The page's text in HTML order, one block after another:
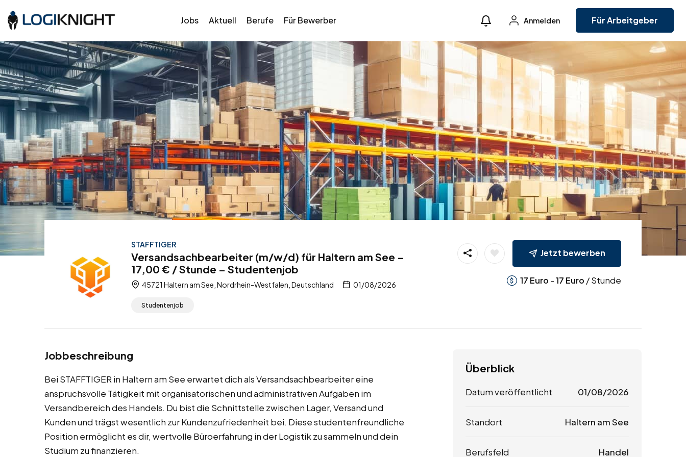
Jobs Aktuell Berufe Für Bewerber Anmelden Für Arbeitgeber
STAFFTIGER
Versandsachbearbeiter (m/w/d) für Haltern am See –
17,00 € / Stunde – Studentenjob
45721 Haltern am See, Nordrhein-Westfalen, Deutschland 01/08/2026
Studentenjob
Jetzt bewerben
17 Euro -17 Euro / Stunde
Jobbeschreibung
Bei STAFFTIGER in Haltern am See erwartet dich als Versandsachbearbeiter eine
anspruchsvolle Tätigkeit mit organisatorischen und administrativen Aufgaben im
Versandbereich des Handels. Du bist die Schnittstelle zwischen Lager, Versand und
Kunden und trägst wesentlich zur Kundenzufriedenheit bei. Diese studentenfreundliche
Position ermöglicht es dir, wertvolle Büroerfahrung in der Logistik zu sammeln und dein
Studium zu finanzieren.
Überblick
Datum veröffentlicht 01/08/2026
Standort Haltern am See
Berufsfeld Handel